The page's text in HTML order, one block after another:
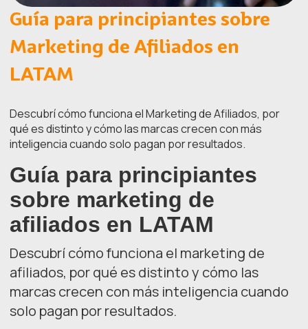
Guía para principiantes sobre
Marketing de Afiliados en
LATAM
Descubrí cómo funciona el Marketing de Afiliados, por
qué es distinto y cómo las marcas crecen con más
inteligencia cuando solo pagan por resultados.
Guía para principiantes
sobre marketing de
afiliados en LATAM
Descubrí cómo funciona el marketing de
afiliados, por qué es distinto y cómo las
marcas crecen con más inteligencia cuando
solo pagan por resultados.